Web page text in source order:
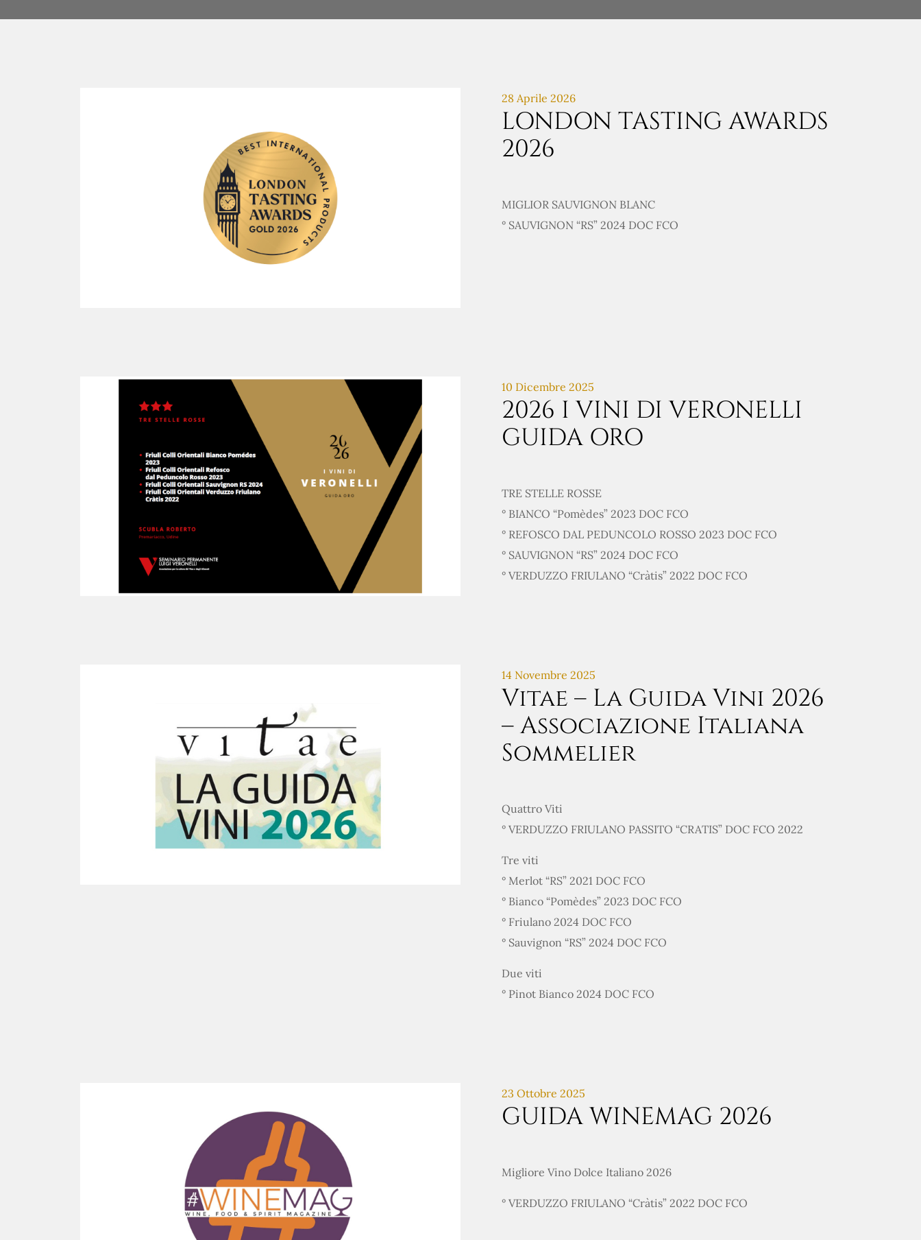
28 Aprile 2026
LONDON TASTING AWARDS
2026
MIGLIOR SAUVIGNON BLANC
° SAUVIGNON “RS” 2024 DOC FCO
10 Dicembre 2025
2026 I VINI DI VERONELLI
GUIDA ORO
TRE STELLE ROSSE
° BIANCO “Pomèdes” 2023 DOC FCO
° REFOSCO DAL PEDUNCOLO ROSSO 2023 DOC FCO
° SAUVIGNON “RS” 2024 DOC FCO
° VERDUZZO FRIULANO “Cràtis” 2022 DOC FCO
14 Novembre 2025
Vitae – La Guida Vini 2026
– Associazione Italiana
Sommelier
Quattro Viti
° VERDUZZO FRIULANO PASSITO “CRATIS” DOC FCO 2022
Tre viti
° Merlot “RS” 2021 DOC FCO
° Bianco “Pomèdes” 2023 DOC FCO
° Friulano 2024 DOC FCO
° Sauvignon “RS” 2024 DOC FCO
Due viti
° Pinot Bianco 2024 DOC FCO
23 Ottobre 2025
GUIDA WINEMAG 2026
Migliore Vino Dolce Italiano 2026
° VERDUZZO FRIULANO “Cràtis” 2022 DOC FCO